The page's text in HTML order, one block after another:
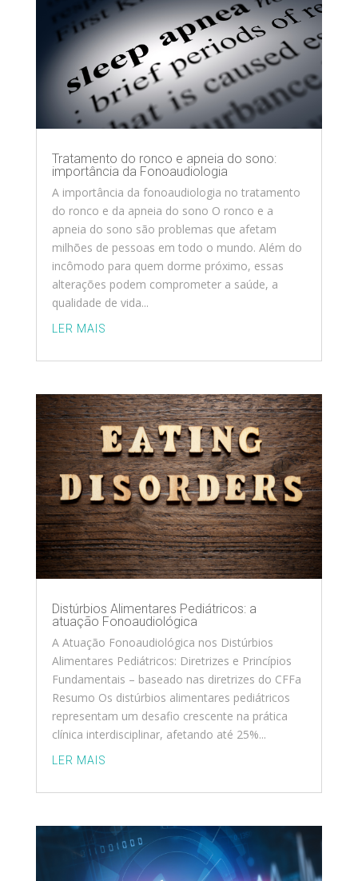
Tratamento do ronco e apneia do sono:
importância da Fonoaudiologia
A importância da fonoaudiologia no tratamento
do ronco e da apneia do sono O ronco e a
apneia do sono são problemas que afetam
milhões de pessoas em todo o mundo. Além do
incômodo para quem dorme próximo, essas
alterações podem comprometer a saúde, a
qualidade de vida...
LER MAIS
Distúrbios Alimentares Pediátricos: a
atuação Fonoaudiológica
A Atuação Fonoaudiológica nos Distúrbios
Alimentares Pediátricos: Diretrizes e Princípios
Fundamentais – baseado nas diretrizes do CFFa
Resumo Os distúrbios alimentares pediátricos
representam um desafio crescente na prática
clínica interdisciplinar, afetando até 25%...
LER MAIS